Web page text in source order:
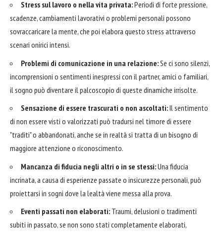
Stress sul lavoro o nella vita privata:Periodi di forte pressione,
scadenze, cambiamenti lavorativi o problemi personali possono
sovraccaricare la mente, che poi elabora questo stress attraverso
scenari onirici intensi.
Problemi di comunicazione in una relazione:Se ci sono silenzi,
incomprensioni o sentimenti inespressi con il partner, amici o familiari,
il sogno può diventare il palcoscopio di queste dinamiche irrisolte.
Sensazione di essere trascurati o non ascoltati:Il sentimento
di non essere visti o valorizzati può tradursi nel timore di essere
"traditi" o abbandonati, anche se in realtà si tratta di un bisogno di
maggiore attenzione o riconoscimento.
Mancanza di fiducia negli altri o in se stessi:Una fiducia
incrinata, a causa di esperienze passate o insicurezze personali, può
proiettarsi in sogni dove la lealtà viene messa alla prova.
Eventi passati non elaborati: Traumi, delusioni o tradimenti
subiti in passato, se non sono stati completamente elaborati,